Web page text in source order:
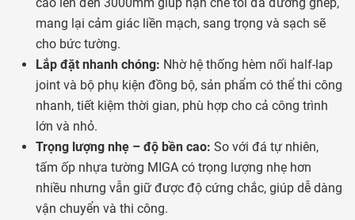
mang lại cảm giác liền mạch, sang trọng và sạch sẽ
cho bức tường.
Lắp đặt nhanh chóng: Nhờ hệ thống hèm nối half-lap
joint và bộ phụ kiện đồng bộ, sản phẩm có thể thi công
nhanh, tiết kiệm thời gian, phù hợp cho cả công trình
lớn và nhỏ.
Trọng lượng nhẹ – độ bền cao: So với đá tự nhiên,
tấm ốp nhựa tường MIGA có trọng lượng nhẹ hơn
nhiều nhưng vẫn giữ được độ cứng chắc, giúp dễ dàng
vận chuyển và thi công.